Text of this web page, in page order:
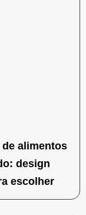
de alimentos
design
escolher